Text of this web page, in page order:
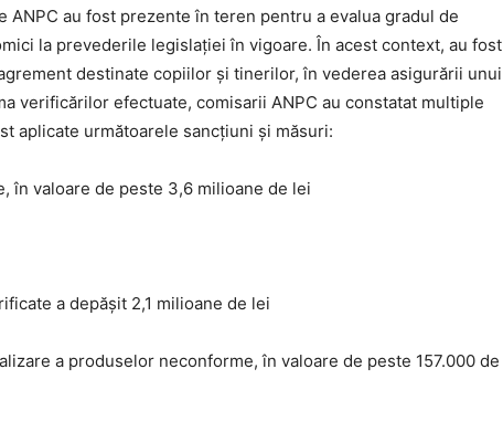
ANPC au fost prezente în teren pentru a evalua gradul de
la prevederile legislației în vigoare. În acest context, au fost
destinate copiilor și tinerilor, în vederea asigurării unui
verificărilor efectuate, comisarii ANPC au constatat multiple
aplicate următoarele sancțiuni și măsuri:
în valoare de peste 3,6 milioane de lei
a depășit 2,1 milioane de lei
a produselor neconforme, în valoare de peste 157.000 de